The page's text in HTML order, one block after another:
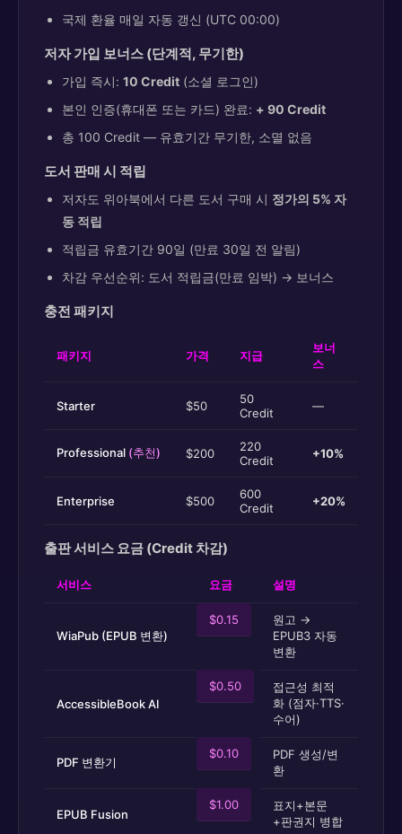
국제 환율 매일 자동 갱신 (UTC 00:00)
저자 가입 보너스 (단계적, 무기한)
가입 즉시: 10 Credit (소셜 로그인)
본인 인증(휴대폰 또는 카드) 완료: + 90 Credit
총 100 Credit — 유효기간 무기한, 소멸 없음
도서 판매 시 적립
저자도 위아북에서 다른 도서 구매 시 정가의 5% 자
동 적립
적립금 유효기간 90일 (만료 30일 전 알림)
차감 우선순위: 도서 적립금(만료 임박) → 보너스
충전 패키지
패키지 가격 지급
보너
스
Starter $50
50
Credit
—
Professional (추천) $200
220
Credit
+10%
Enterprise $500
600
Credit
+20%
출판 서비스 요금 (Credit 차감)
서비스 요금 설명
WiaPub (EPUB 변환)
$0.15
원고 →
EPUB3 자동
변환
AccessibleBook AI
$0.50
접근성 최적
화 (점자·TTS·
수어)
PDF 변환기
$0.10
PDF 생성/변
환
EPUB Fusion
$1.00
표지+본문
+판권지 병합